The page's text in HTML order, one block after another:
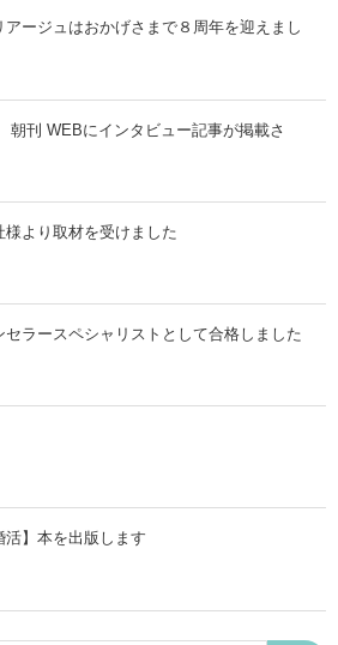
アージュはおかげさまで８周年を迎えまし
刊 WEBにインタビュー記事が掲載さ
様より取材を受けました
セラースペシャリストとして合格しました
活】本を出版します